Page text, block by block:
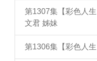
第1307集【彩色人
文君 姊妹
第1306集【彩色人